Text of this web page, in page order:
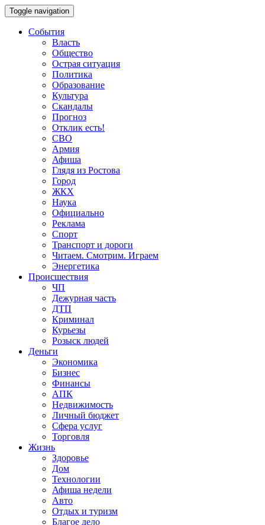
Toggle navigation
События
Власть
Общество
Острая ситуация
Политика
Образование
Культура
Скандалы
Прогноз
Отклик есть!
СВО
Армия
Афиша
Глядя из Ростова
Город
ЖКХ
Наука
Официально
Реклама
Спорт
Транспорт и дороги
Читаем. Смотрим. Играем
Энергетика
Происшествия
ЧП
Дежурная часть
ДТП
Криминал
Курьезы
Розыск людей
Деньги
Экономика
Бизнес
Финансы
АПК
Недвижимость
Личный бюджет
Сфера услуг
Торговля
Жизнь
Здоровье
Дом
Технологии
Афиша недели
Авто
Отдых и туризм
Благое дело